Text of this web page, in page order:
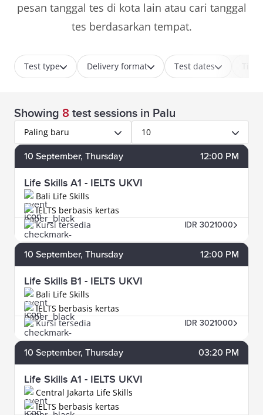
pesan tanggal tes di kota lain atau cari tanggal
tes berdasarkan tempat.
Test type Delivery format Test dates
Showing 8 test sessions in Palu
Paling baru 10
10 September, Thursday 12:00 PM
Life Skills A1 - IELTS UKVI
Bali Life Skills
IELTS berbasis kertas
Kursi tersedia
IDR 3021000
10 September, Thursday 12:00 PM
Life Skills B1 - IELTS UKVI
Bali Life Skills
IELTS berbasis kertas
Kursi tersedia
IDR 3021000
10 September, Thursday 03:20 PM
Life Skills A1 - IELTS UKVI
Central Jakarta Life Skills
IELTS berbasis kertas